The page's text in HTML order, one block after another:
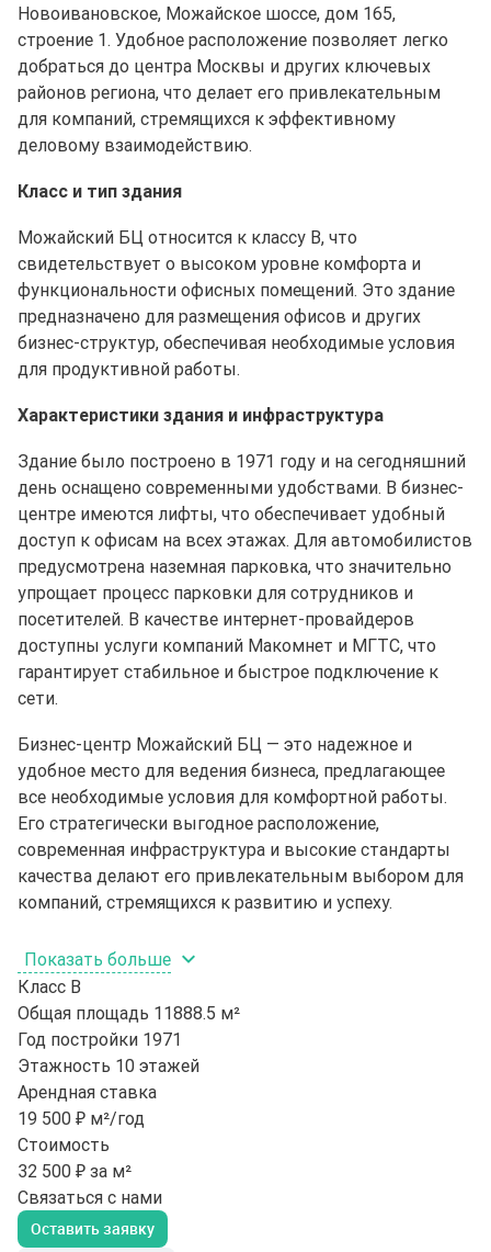
Новоивановское, Можайское шоссе, дом 165,
строение 1. Удобное расположение позволяет легко
добраться до центра Москвы и других ключевых
районов региона, что делает его привлекательным
для компаний, стремящихся к эффективному
деловому взаимодействию.
Класс и тип здания
Можайский БЦ относится к классу B, что
свидетельствует о высоком уровне комфорта и
функциональности офисных помещений. Это здание
предназначено для размещения офисов и других
бизнес-структур, обеспечивая необходимые условия
для продуктивной работы.
Характеристики здания и инфраструктура
Здание было построено в 1971 году и на сегодняшний
день оснащено современными удобствами. В бизнес-
центре имеются лифты, что обеспечивает удобный
доступ к офисам на всех этажах. Для автомобилистов
предусмотрена наземная парковка, что значительно
упрощает процесс парковки для сотрудников и
посетителей. В качестве интернет-провайдеров
доступны услуги компаний Макомнет и МГТС, что
гарантирует стабильное и быстрое подключение к
сети.
Бизнес-центр Можайский БЦ — это надежное и
удобное место для ведения бизнеса, предлагающее
все необходимые условия для комфортной работы.
Его стратегически выгодное расположение,
современная инфраструктура и высокие стандарты
качества делают его привлекательным выбором для
компаний, стремящихся к развитию и успеху.
Показать больше
Класс B
Общая площадь 11888.5 м²
Год постройки 1971
Этажность 10 этажей
Арендная ставка
19 500 ₽ м²/год
Стоимость
32 500 ₽ за м²
Связаться с нами
Оставить заявку